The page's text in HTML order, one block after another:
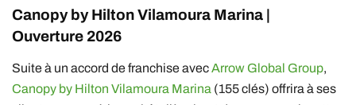
Canopy by Hilton Vilamoura Marina |
Ouverture 2026
Suite à un accord de franchise avecArrow Global Group,
Canopy by Hilton Vilamoura Marina (155 clés) offrira à ses